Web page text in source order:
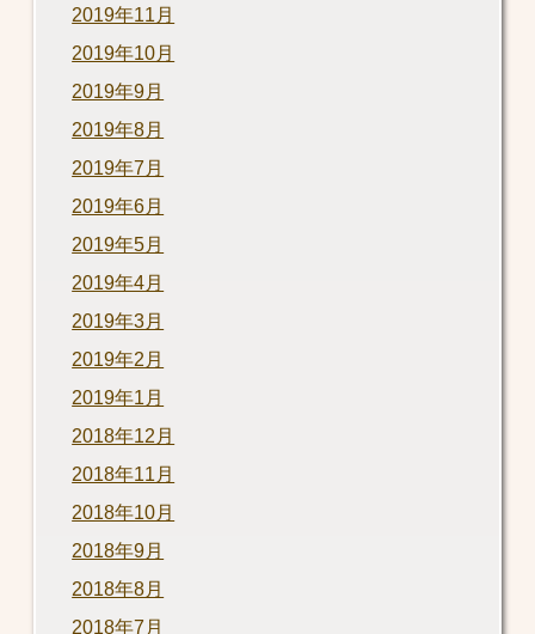
2019年11月
2019年10月
2019年9月
2019年8月
2019年7月
2019年6月
2019年5月
2019年4月
2019年3月
2019年2月
2019年1月
2018年12月
2018年11月
2018年10月
2018年9月
2018年8月
2018年7月